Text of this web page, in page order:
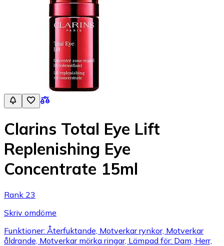
Clarins Total Eye Lift
Replenishing Eye
Concentrate 15ml
Rank 23
Skriv omdöme
Funktioner: Återfuktande, Motverkar rynkor, Motverkar
åldrande, Motverkar mörka ringar, Lämpad för: Dam, Herr,